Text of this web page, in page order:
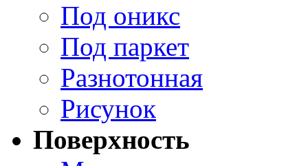
Под оникс
Под паркет
Разнотонная
Рисунок
Поверхность